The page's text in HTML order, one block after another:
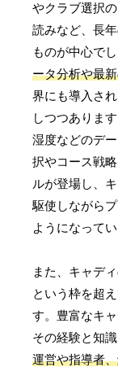
やクラブ選択
読みなど、長
ものが中心で
ータ分析や最
界にも導入さ
しつつありま
湿度などのデ
択やコース戦
ルが登場し、
駆使しながら
ようになってい
また、キャデ
という枠を超
す。豊富なキ
その経験と知
運営や指導者